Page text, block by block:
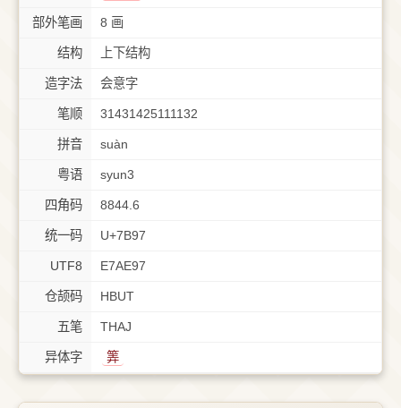
部外笔画 8 画
结构 上下结构
造字法 会意字
笔顺 31431425111132
拼音 suàn
粤语 syun3
四角码 8844.6
统一码 U+7B97
UTF8 E7AE97
仓颉码 HBUT
五笔 THAJ
异体字 筭